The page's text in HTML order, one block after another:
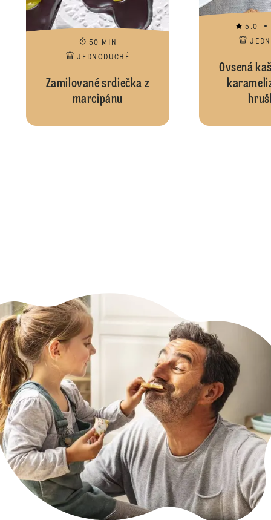
50 MIN
JEDNODUCHÉ
Zamilované srdiečka z
marcipánu
5.0
Ovsená